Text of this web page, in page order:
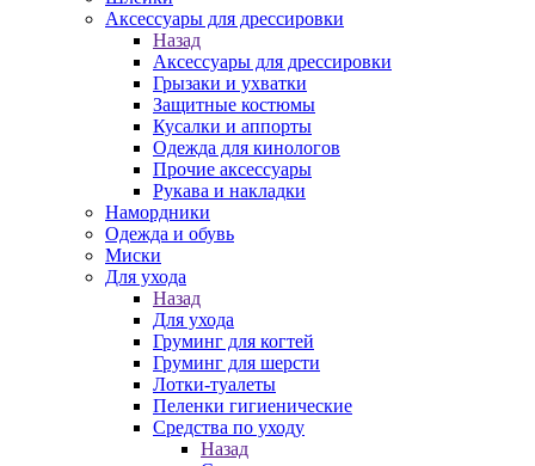
Аксессуары для дрессировки
Назад
Аксессуары для дрессировки
Грызаки и ухватки
Защитные костюмы
Кусалки и аппорты
Одежда для кинологов
Прочие аксессуары
Рукава и накладки
Намордники
Одежда и обувь
Миски
Для ухода
Назад
Для ухода
Груминг для когтей
Груминг для шерсти
Лотки-туалеты
Пеленки гигиенические
Средства по уходу
Назад